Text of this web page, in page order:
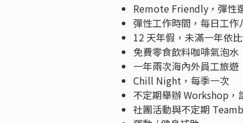
Remote Friendly，彈性
彈性工作時間，每日工作
12 天年假，未滿一年依
免費零食飲料咖啡氣泡水
一年兩次海內外員工旅遊
Chill Night，每季一次
不定期舉辦 Workshop，
社團活動與不定期